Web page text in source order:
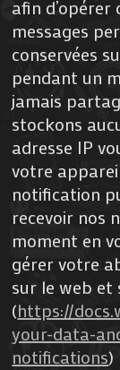
afin d’opérer
messages
conservées
pendant un
jamais
stockons
adresse IP
votre
notification
recevoir nos
moment en
gérer votre
sur le web et
(https://
your-data-
notifications)